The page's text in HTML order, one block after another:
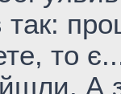
так:
то
А